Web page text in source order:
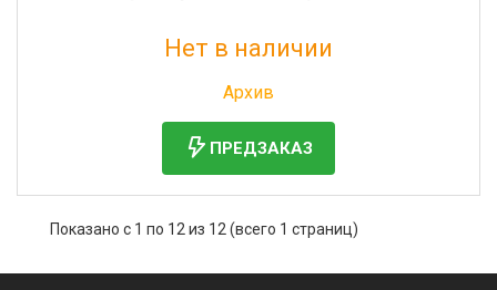
Нет в наличии
Архив
ПРЕДЗАКАЗ
Показано с 1 по 12 из 12 (всего 1 страниц)